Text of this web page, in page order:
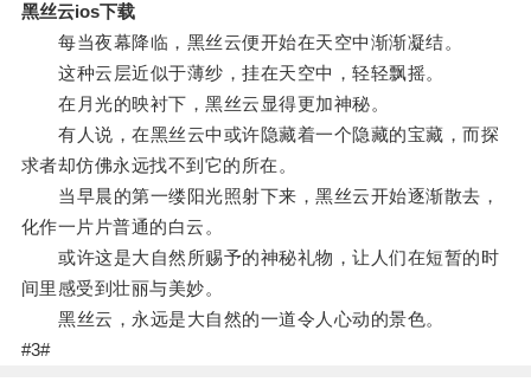
黑丝云ios下载
每当夜幕降临，黑丝云便开始在天空中渐渐凝结。
这种云层近似于薄纱，挂在天空中，轻轻飘摇。
在月光的映衬下，黑丝云显得更加神秘。
有人说，在黑丝云中或许隐藏着一个隐藏的宝藏，而探
求者却仿佛永远找不到它的所在。
当早晨的第一缕阳光照射下来，黑丝云开始逐渐散去，
化作一片片普通的白云。
或许这是大自然所赐予的神秘礼物，让人们在短暂的时
间里感受到壮丽与美妙。
黑丝云，永远是大自然的一道令人心动的景色。
#3#